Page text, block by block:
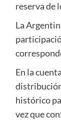
reserva de
La
En la
histórico
vez que